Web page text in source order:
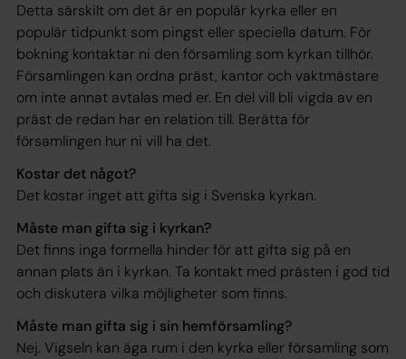
Detta särskilt om det är en populär kyrka eller en
populär tidpunkt som pingst eller speciella datum. För
bokning kontaktar ni den församling som kyrkan tillhör.
Församlingen kan ordna präst, kantor och vaktmästare
om inte annat avtalas med er. En del vill bli vigda av en
präst de redan har en relation till. Berätta för
församlingen hur ni vill ha det.
Kostar det något?
Det kostar inget att gifta sig i Svenska kyrkan.
Måste man gifta sig i kyrkan?
Det finns inga formella hinder för att gifta sig på en
annan plats än i kyrkan. Ta kontakt med prästen i god tid
och diskutera vilka möjligheter som finns.
Måste man gifta sig i sin hemförsamling?
Nej. Vigseln kan äga rum i den kyrka eller församling som